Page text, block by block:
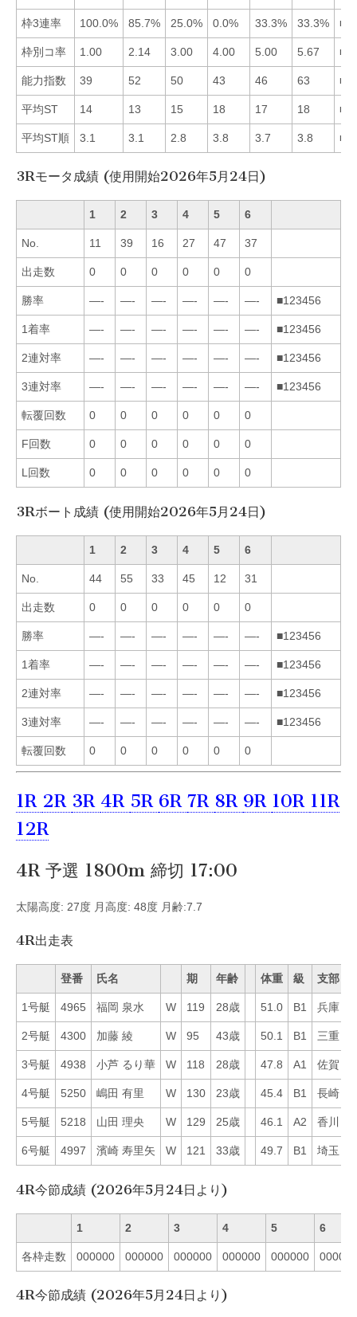
枠3連率 100.0% 85.7% 25.0% 0.0% 33.3% 33.3%
枠別コ率 1.00 2.14 3.00 4.00 5.00 5.67
能力指数 39 52 50 43 46 63
平均ST 14 13 15 18 17 18
平均ST順 3.1 3.1 2.8 3.8 3.7 3.8
3Rモータ成績 (使用開始2026年5月24日)
1 2 3 4 5 6
No. 11 39 16 27 47 37
出走数 0 0 0 0 0 0
勝率 —- —- —- —- —- —- ■123456
1着率 —- —- —- —- —- —- ■123456
2連対率 —- —- —- —- —- —- ■123456
3連対率 —- —- —- —- —- —- ■123456
転覆回数 0 0 0 0 0 0
F回数 0 0 0 0 0 0
L回数 0 0 0 0 0 0
3Rボート成績 (使用開始2026年5月24日)
1 2 3 4 5 6
No. 44 55 33 45 12 31
出走数 0 0 0 0 0 0
勝率 —- —- —- —- —- —- ■123456
1着率 —- —- —- —- —- —- ■123456
2連対率 —- —- —- —- —- —- ■123456
3連対率 —- —- —- —- —- —- ■123456
転覆回数 0 0 0 0 0 0
1R 2R 3R 4R 5R 6R 7R 8R 9R 10R 11R
12R
4R 予選 1800m 締切 17:00
太陽高度: 27度 月高度: 48度 月齢:7.7
4R出走表
登番 氏名 期 年齢 体重 級 支部
1号艇 4965 福岡 泉水 W 119 28歳 51.0 B1 兵庫
2号艇 4300 加藤 綾 W 95 43歳 50.1 B1 三重
3号艇 4938 小芦 るり華 W 118 28歳 47.8 A1 佐賀
4号艇 5250 嶋田 有里 W 130 23歳 45.4 B1 長崎
5号艇 5218 山田 理央 W 129 25歳 46.1 A2 香川
6号艇 4997 濱崎 寿里矢 W 121 33歳 49.7 B1 埼玉
4R今節成績 (2026年5月24日より)
1 2 3 4 5 6
各枠走数 000000 000000 000000 000000 000000 000000
4R今節成績 (2026年5月24日より)